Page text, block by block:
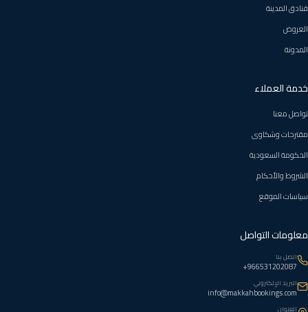
فنادق المدينة
العروض
المدونة
خدمة العملاء
تواصل معنا
مقترحات وشكاوى
الحكومة السعودية
الشروط والأحكام
سياسات الموقع
معلومات التواصل
اتصل بنا
966531202087+
البريد الإلكتروني
info@makkahbookings.com
العنوان